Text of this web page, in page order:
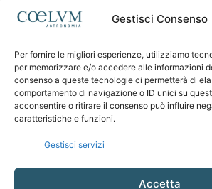
Gestisci Consenso
Per fornire le migliori esperienze, utilizziamo
per memorizzare e/o accedere alle informazioni
consenso a queste tecnologie ci permetterà di
comportamento di navigazione o ID unici su
acconsentire o ritirare il consenso può influire
caratteristiche e funzioni.
Gestisci servizi
Accetta
SEGUICI